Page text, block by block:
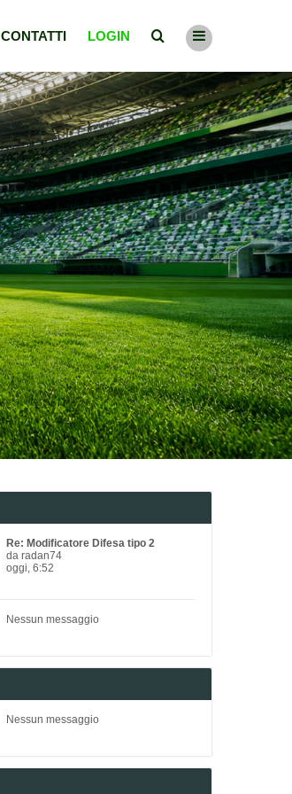
CONTATTI LOGIN
Re: Modificatore Difesa tipo 2
da radan74
oggi, 6:52
Nessun messaggio
Nessun messaggio